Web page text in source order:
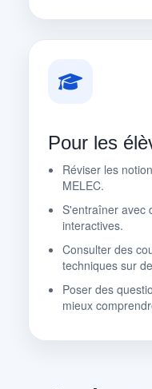
Pour les
Réviser les
MELEC.
S'entraîner avec
interactives.
Consulter des
techniques sur
Poser des
mieux